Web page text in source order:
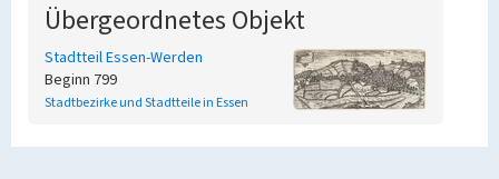
Übergeordnetes Objekt
Stadtteil Essen-Werden
Beginn 799
Stadtbezirke und Stadtteile in Essen